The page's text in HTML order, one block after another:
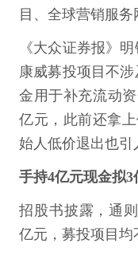
目、全球营销服务
《大众证券报》
康威募投项目不
金用于补充流动
亿元，此前还拿
始人低价退出也引
手持4亿元现金拟3
招股书披露，通
亿元，募投项目均